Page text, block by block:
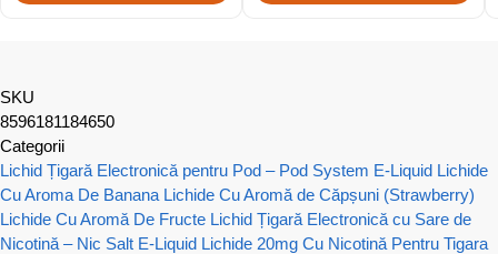
SKU
8596181184650
Categorii
Lichid Țigară Electronică pentru Pod – Pod System E-Liquid Lichide
Cu Aroma De Banana Lichide Cu Aromă de Căpșuni (Strawberry)
Lichide Cu Aromă De Fructe Lichid Țigară Electronică cu Sare de
Nicotină – Nic Salt E-Liquid Lichide 20mg Cu Nicotină Pentru Tigara